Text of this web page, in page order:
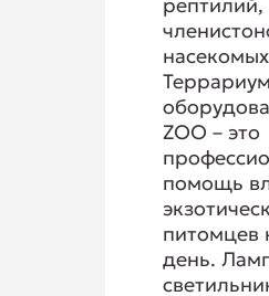
ZOO – это
помощь
питомцев
день.